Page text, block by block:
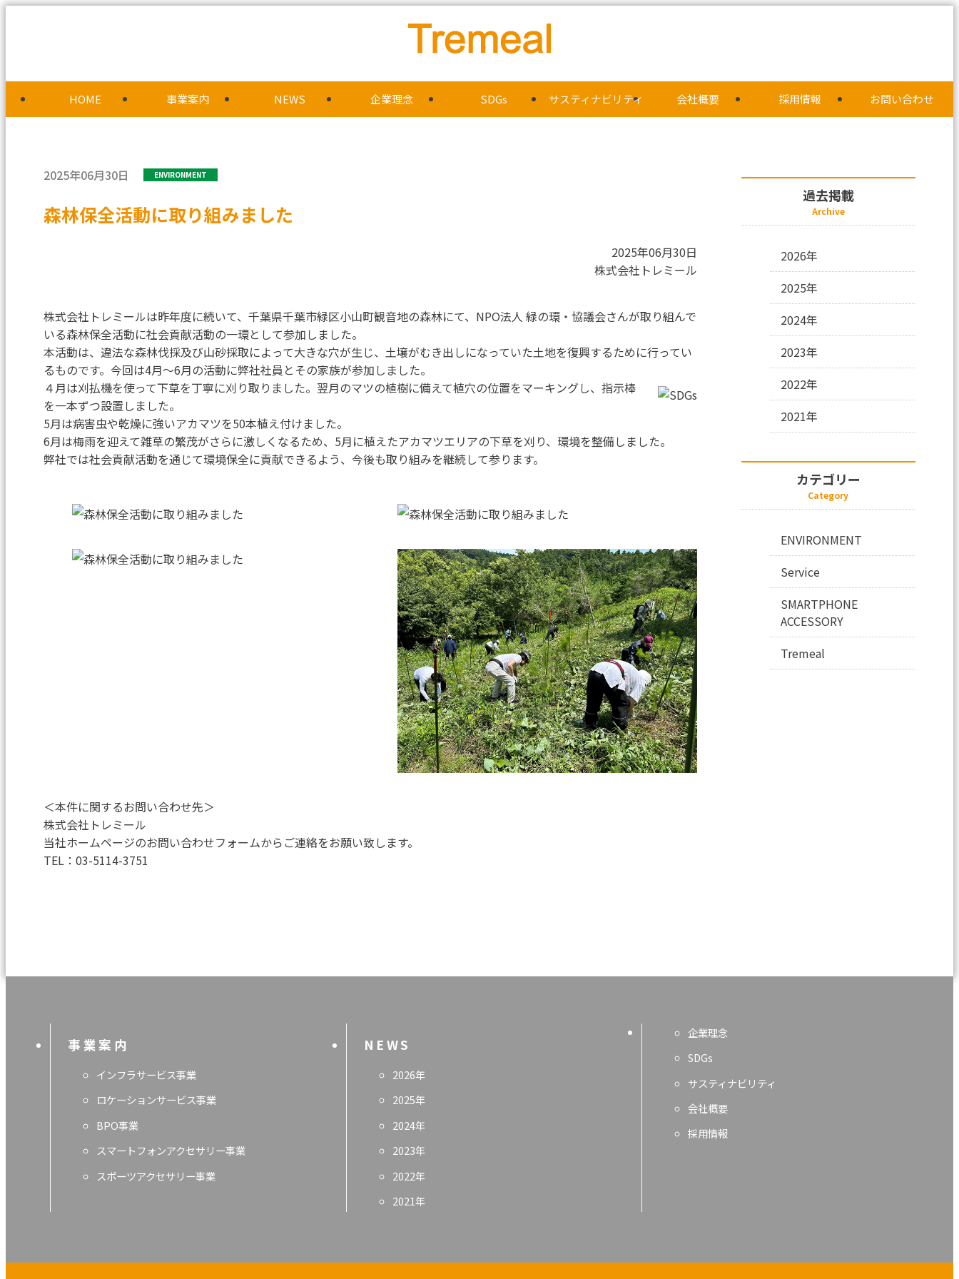
HOME 事業案内 NEWS 企業理念 SDGs サスティナビリティ 会社概要 採用情報 お問い合わせ
2025年06月30日 ENVIRONMENT
森林保全活動に取り組みました
2025年06月30日
株式会社トレミール
株式会社トレミールは昨年度に続いて、千葉県千葉市緑区⼩⼭町観⾳地の森林にて、NPO法⼈ 緑の環・協議会さんが取り組んで
いる森林保全活動に社会貢献活動の⼀環として参加しました。
本活動は、違法な森林伐採及び⼭砂採取によって⼤きな⽳が⽣じ、⼟壌がむき出しになっていた⼟地を復興するために⾏ってい
るものです。今回は4⽉〜6⽉の活動に弊社社員とその家族が参加しました。
４⽉は刈払機を使って下草を丁寧に刈り取りました。翌⽉のマツの植樹に備えて植⽳の位置をマーキングし、指⽰棒
を⼀本ずつ設置しました。
5⽉は病害⾍や乾燥に強いアカマツを50本植え付けました。
6⽉は梅⾬を迎えて雑草の繁茂がさらに激しくなるため、5⽉に植えたアカマツエリアの下草を刈り、環境を整備しました。
弊社では社会貢献活動を通じて環境保全に貢献できるよう、今後も取り組みを継続して参ります。
＜本件に関するお問い合わせ先＞
株式会社トレミール
当社ホームページのお問い合わせフォームからご連絡をお願い致します。
TEL：03-5114-3751
過去掲載
Archive
2026年
2025年
2024年
2023年
2022年
2021年
カテゴリー
Category
ENVIRONMENT
Service
SMARTPHONE
ACCESSORY
Tremeal
事業案内
インフラサービス事業
ロケーションサービス事業
BPO事業
スマートフォンアクセサリー事業
スポーツアクセサリー事業
NEWS
2026年
2025年
2024年
2023年
2022年
2021年
企業理念
SDGs
サスティナビリティ
会社概要
採用情報